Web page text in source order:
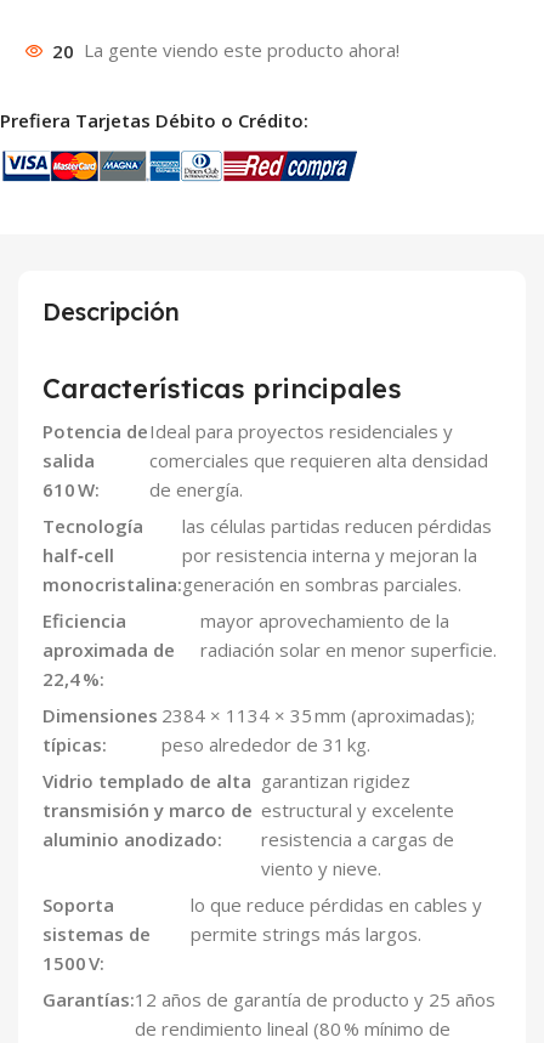
20 La gente viendo este producto ahora!
Prefiera Tarjetas Débito o Crédito:
Descripción
Características principales
Potencia de
salida
610 W:
Ideal para proyectos residenciales y
comerciales que requieren alta densidad
de energía.
Tecnología
half‑cell
monocristalina:
las células partidas reducen pérdidas
por resistencia interna y mejoran la
generación en sombras parciales.
Eficiencia
aproximada de
22,4 %:
mayor aprovechamiento de la
radiación solar en menor superficie.
Dimensiones
típicas:
2384 × 1134 × 35 mm (aproximadas);
peso alrededor de 31 kg.
Vidrio templado de alta
transmisión y marco de
aluminio anodizado:
garantizan rigidez
estructural y excelente
resistencia a cargas de
viento y nieve.
Soporta
sistemas de
1500 V:
lo que reduce pérdidas en cables y
permite strings más largos.
Garantías:12 años de garantía de producto y 25 años
de rendimiento lineal (80 % mínimo de